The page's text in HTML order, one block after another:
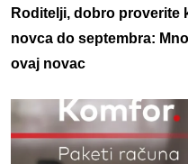
Roditelji, dobro proverite
novca do septembra:
ovaj novac